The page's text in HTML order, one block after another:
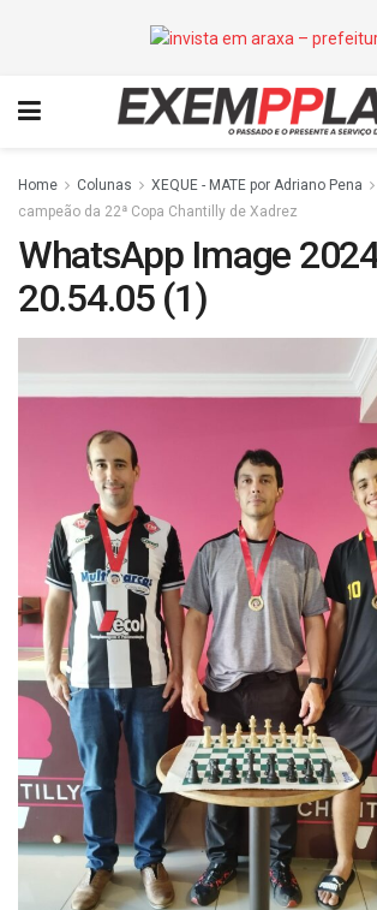
Home Colunas XEQUE - MATE por Adriano Pena
campeão da 22ª Copa Chantilly de Xadrez
WhatsApp Image
20.54.05 (1)